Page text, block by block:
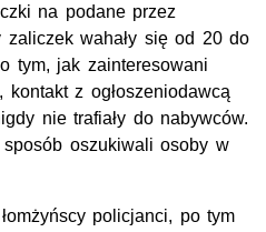
na podane przez
zaliczek wahały się od 20 do
tym, jak zainteresowani
z ogłoszeniodawcą
nie trafiały do nabywców.
oszukiwali osoby w
policjanci, po tym